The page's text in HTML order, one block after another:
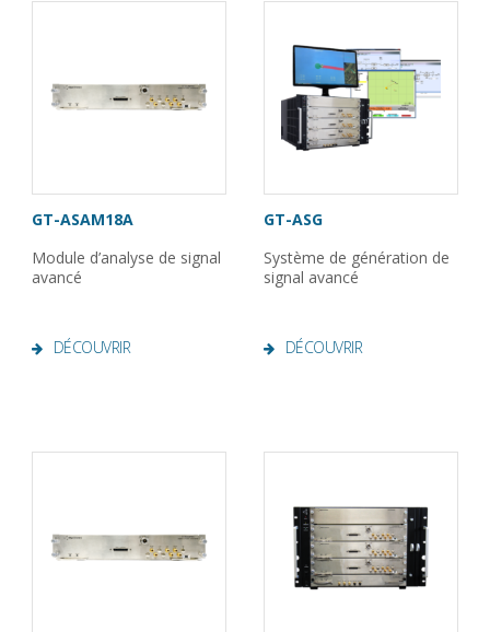
GT-ASAM18A
Module d’analyse de signal
avancé
DÉCOUVRIR
GT-ASG
Système de génération de
signal avancé
DÉCOUVRIR